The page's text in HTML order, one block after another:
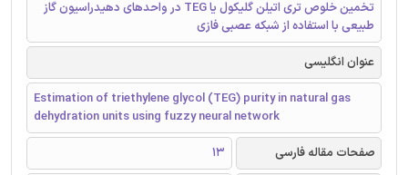
تخمین خلوص تری اتیلن گلیکول یا TEG در واحدهای دهیدراسیون گاز
طبیعی با استفاده از شبکه عصبی فازی
عنوان انگلیسی
Estimation of triethylene glycol (TEG) purity in natural gas
dehydration units using fuzzy neural network
صفحات مقاله فارسی
13